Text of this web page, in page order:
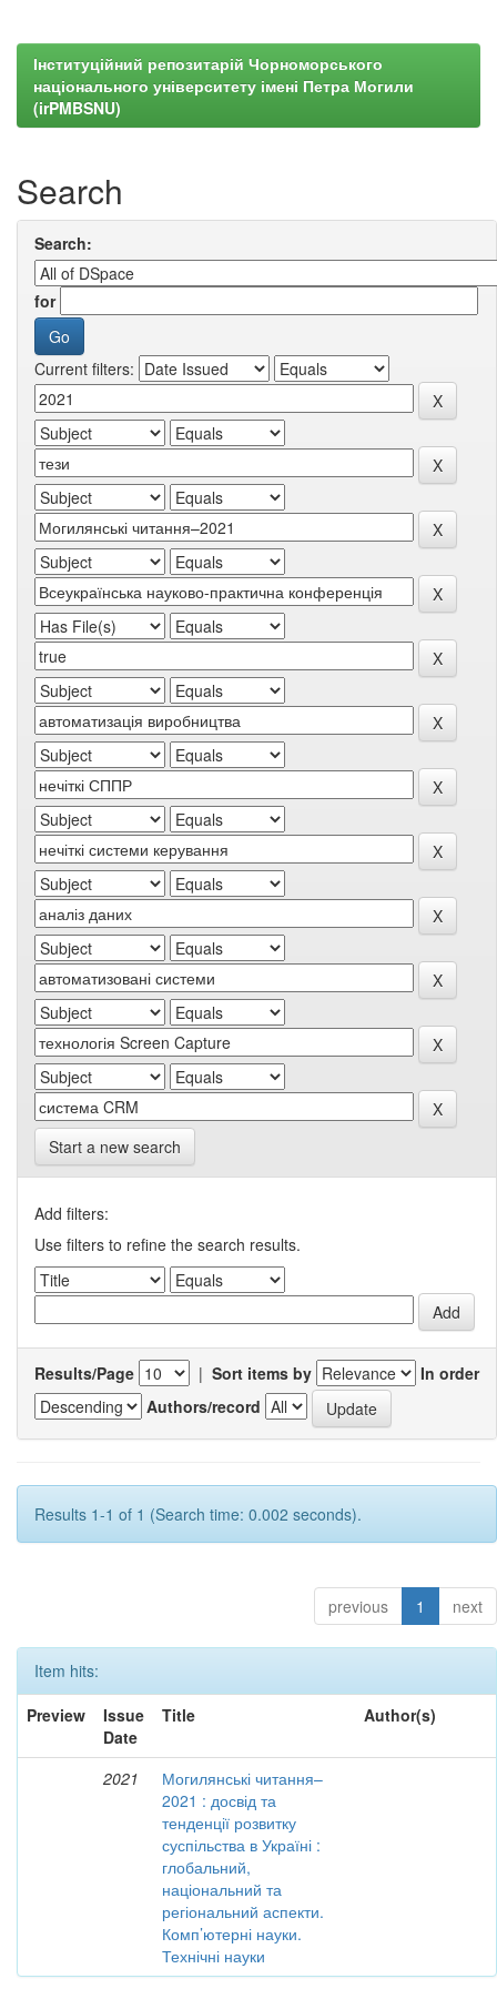
Інституційний репозитарій Чорноморського
національного університету імені Петра Могили
(irPMBSNU)
Search
Search:
for
Current filters:
Start a new search
Add filters:
Use filters to refine the search results.
Results/Page | Sort items by
In order
Authors/record
Results 1-1 of 1 (Search time: 0.002 seconds).
previous 1 next
Item hits:
Preview
Issue
Date
Title Author(s)
2021
Могилянські читання–
2021 : досвід та
тенденції розвитку
суспільства в Україні :
глобальний,
національний та
регіональний аспекти.
Комп’ютерні науки.
Технічні науки